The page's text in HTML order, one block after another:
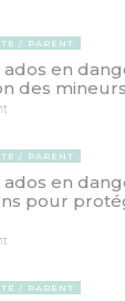
PARENT
en
des mineurs
PARENT
en
pour
PARENT